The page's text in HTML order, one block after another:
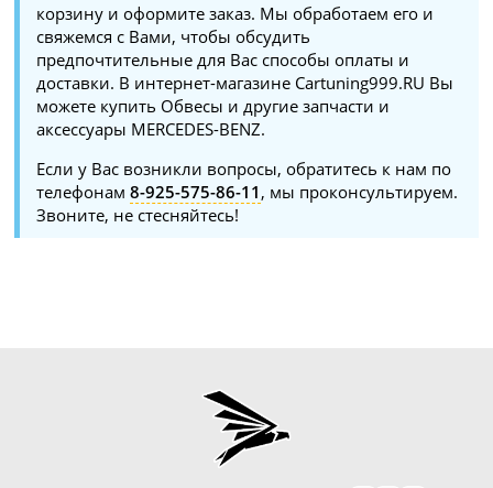
корзину и оформите заказ. Мы обработаем его и
свяжемся с Вами, чтобы обсудить
предпочтительные для Вас способы оплаты и
доставки. В интернет-магазине Cartuning999.RU Вы
можете купить Обвесы и другие запчасти и
аксессуары MERCEDES-BENZ.
Если у Вас возникли вопросы, обратитесь к нам по
телефонам8-925-575-86-11 , мы проконсультируем.
Звоните, не стесняйтесь!